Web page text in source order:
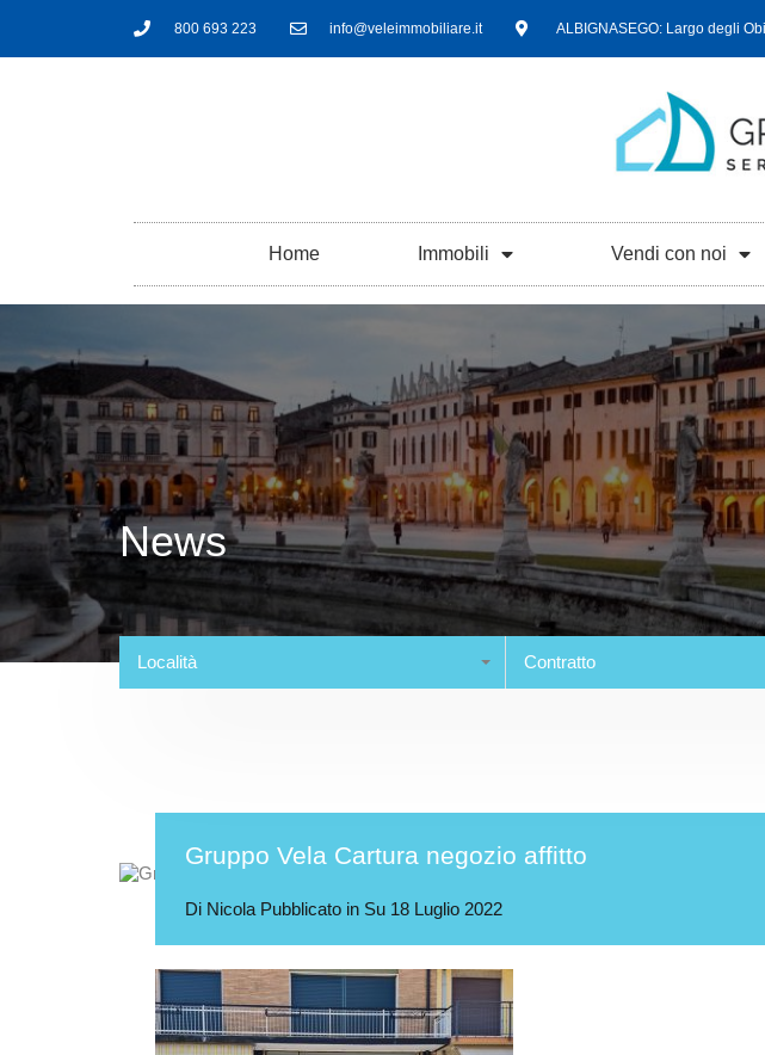
800 693 223 info@veleimmobiliare.it ALBIGNASEGO: Largo degli
Home Immobili Vendi con noi
News
Località Contratto
Gruppo Vela Cartura negozio affitto
Di Nicola Pubblicato in Su 18 Luglio 2022